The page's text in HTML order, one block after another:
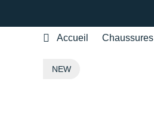
Accueil
NEW